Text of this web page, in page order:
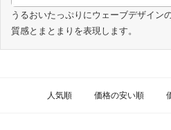
うるおいたっぷりにウェーブデザイン
質感とまとまりを表現します。
人気順 価格の安い順